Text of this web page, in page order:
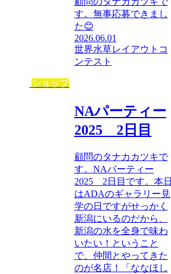
す。無事応募できまし
た😊
2026.06.01
世界水草レイアウトコ
ンテスト
ショップ
NAパーティー
2025 2日目
顧問のタナカカツキで
す。NAパーティー
2025 2日目です。本日
はADAのギャラリー見
学の日ですがせっかく
新潟にいるのだから、
新潟の水を全身で味わ
いたい！ということ
で、仲間とやってきた
のが名店！「ななほし